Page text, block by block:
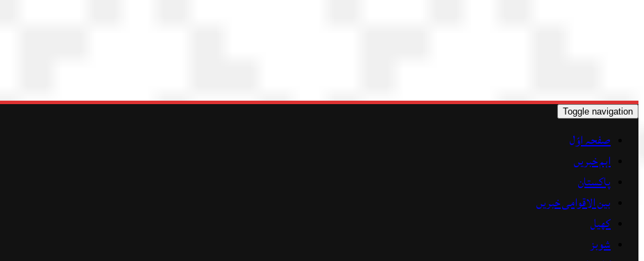
Toggle navigation
صفحہ اوّل
اہم خبریں
پاکستان
بین الاقوامی خبریں
کھیل
شوبز